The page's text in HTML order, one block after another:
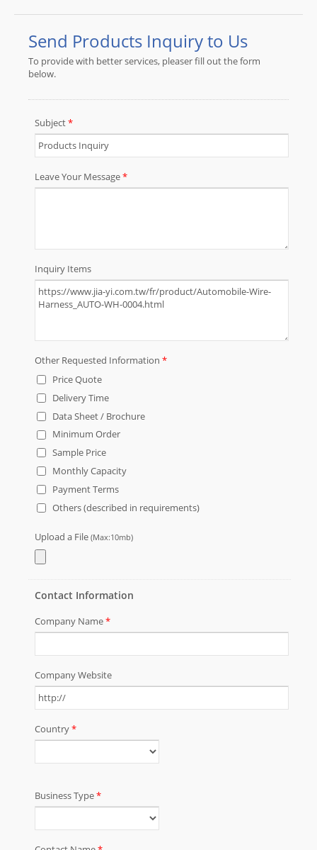
assemblages de câbles OBD, des
assemblages de câbles pour motos,
des assemblages de câbles pour
vélos, des assemblages de câbles
s'est spécialisée dans la fabrication
de faisceaux de câbles sur mesure
plus de 30 ans. Nous avons des
pas à nous contacter.